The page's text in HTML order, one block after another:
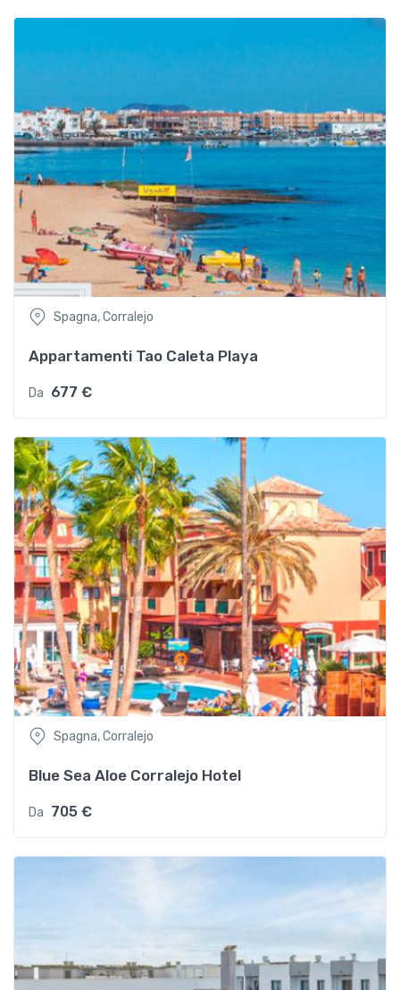
Spagna, Corralejo
Appartamenti Tao Caleta Playa
Da 677 €
Spagna, Corralejo
Blue Sea Aloe Corralejo Hotel
Da 705 €